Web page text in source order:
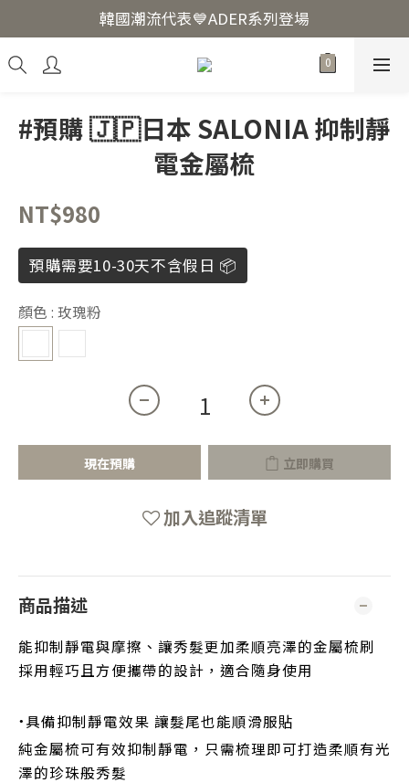
韓國爆紅🔥LUODIN Y2K相機📷
韓國潮流代表💙ADER系列登場
韓國爆紅🔥LUODIN Y2K相機📷
#預購 🇯🇵日本 SALONIA 抑制靜
電金屬梳
NT$980
預購需要10-30天不含假日 📦
顏色 : 玫瑰粉
現在預購 立即購買
加入追蹤清單
商品描述
能抑制靜電與摩擦、讓秀髮更加柔順亮澤的金屬梳刷
採用輕巧且方便攜帶的設計，適合隨身使用
·具備抑制靜電效果 讓髮尾也能順滑服貼
純金屬梳可有效抑制靜電，只需梳理即可打造柔順有光
澤的珍珠般秀髮